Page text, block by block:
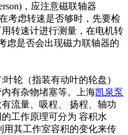
，应注意磁联轴器
考虑转速是否够时，先要检
转速计进行测量，在电机转
虑是否会出现磁力联轴器的
轮（指装有动叶的轮盘）
有杂物堵塞等。上海凯泉泵
流量、吸程、 扬程、轴功
工作原理可分为 容积水
用其工作室容积的变化来传